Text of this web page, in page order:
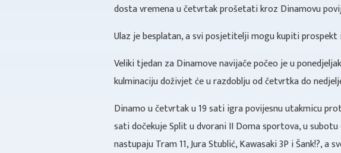
dosta vremena u četvrtak prošetati kroz Dinamovu
Ulaz je besplatan, a svi posjetitelji mogu kupiti prospekt
Veliki tjedan za Dinamove navijače počeo je u
kulminaciju doživjet će u razdoblju od četvrtka do
Dinamo u četvrtak u 19 sati igra povijesnu utakmicu
sati dočekuje Split u dvorani II Doma sportova, u
nastupaju Tram 11, Jura Stublić, Kawasaki 3P i Šank!?,